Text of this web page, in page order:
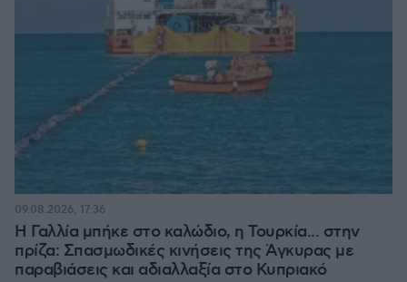
Η Γαλλία μπήκε στο καλώδιο, η Τουρκία... στην
πρίζα: Σπασμωδικές κινήσεις της Άγκυρας με
παραβιάσεις και αδιαλλαξία στο Κυπριακό
09.08.2026, 17:36